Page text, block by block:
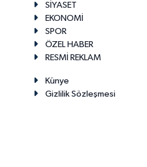
SİYASET
EKONOMİ
SPOR
ÖZEL HABER
RESMİ REKLAM
Künye
Gizlilik Sözleşmesi